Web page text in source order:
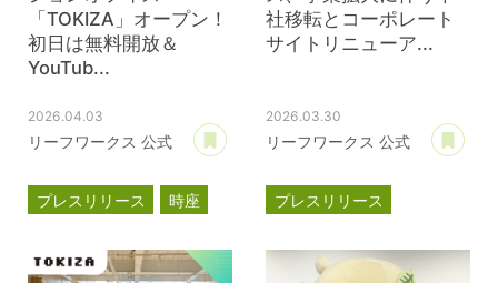
「TOKIZA」オープン！
初日は無料開放＆
YouTub...
2026.04.03
リーフワークス 公式
あとで読む
プレスリリース
時座
インキュベーション
社移転とコーポレート
サイトリニューア...
2026.03.30
リーフワークス 公式
プレスリリース